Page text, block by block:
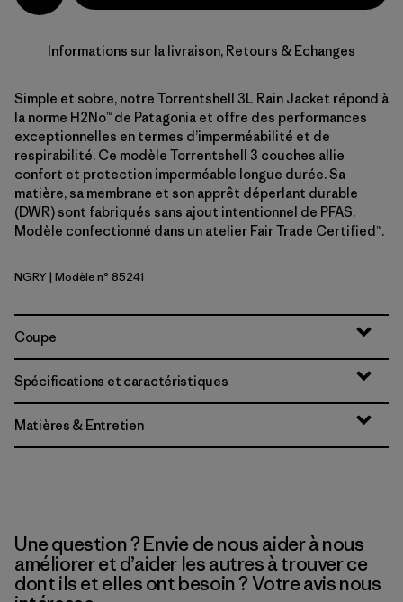
Informations sur la livraison, Retours & Echanges
Simple et sobre, notre Torrentshell 3L Rain Jacket répond à
la norme H2No™ de Patagonia et offre des performances
exceptionnelles en termes d’imperméabilité et de
respirabilité. Ce modèle Torrentshell 3 couches allie
confort et protection imperméable longue durée. Sa
matière, sa membrane et son apprêt déperlant durable
(DWR) sont fabriqués sans ajout intentionnel de PFAS.
Modèle confectionné dans un atelier Fair Trade Certified™.
Noble Grey
NGRY| Modèle n° 85241
Coupe
Spécifications et caractéristiques
Matières & Entretien
Une question ? Envie de nous aider à nous
améliorer et d’aider les autres à trouver ce
dont ils et elles ont besoin ? Votre avis nous